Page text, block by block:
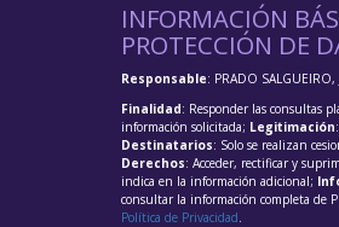
INFORMACIÓN
PROTECCIÓN DE
Responsable: PRADO SALGUEIRO,
Finalidad: Responder las consultas
información solicitada; Legitimación
Destinatarios: Solo se realizan
Derechos: Acceder, rectificar y
indica en la información adicional;
consultar la información completa de
Política de Privacidad.